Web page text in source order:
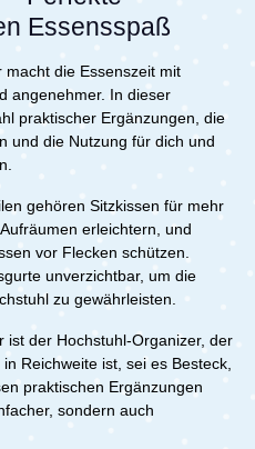
Hochstuhl, der mit deinem
im Überblick:3-in-1-
TrayIdeal ab ca. 6
ins
Sitz- und Fußplatte für
2 gibt sicheren Halt an
eigene Essfläche –
Holz –
bis 136 kg – langlebig
Set als im Einzelkauf
Trapp Hochstuhl + Baby-
Essensspaß
die Essenszeit mit
angenehmer. In dieser
praktischer Ergänzungen, die
und die Nutzung für dich und
gehören Sitzkissen für mehr
erleichtern, und
vor Flecken schützen.
unverzichtbar, um die
zu gewährleisten.
ist der Hochstuhl-Organizer, der
Reichweite ist, sei es Besteck,
praktischen Ergänzungen
sondern auch